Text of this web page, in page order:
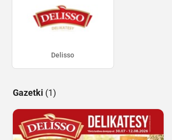
Delisso
Gazetki (1)